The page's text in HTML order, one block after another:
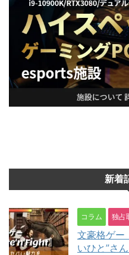
新着
コラム 独占
文豪格ゲー
いひと”さ